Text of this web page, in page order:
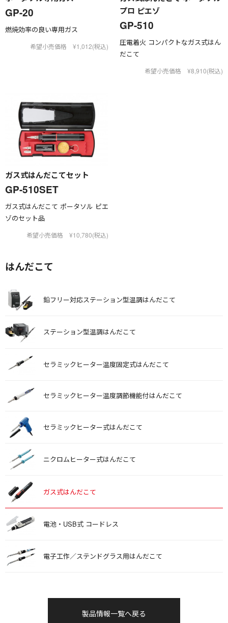
GP-20
燃焼効率の良い専用ガス
希望小売価格 ¥1,012(税込)
プロ ピエゾ
GP-510
圧電着火 コンパクトなガス式はん
だこて
希望小売価格 ¥8,910(税込)
ガス式はんだこてセット
GP-510SET
ガス式はんだこて ポータソル ピエ
ゾのセット品
希望小売価格 ¥10,780(税込)
はんだこて
鉛フリー対応ステーション型温調はんだこて
ステーション型温調はんだこて
セラミックヒーター温度固定式はんだこて
セラミックヒーター温度調節機能付はんだこて
セラミックヒーター式はんだこて
ニクロムヒーター式はんだこて
ガス式はんだこて
電池・USB式 コードレス
電子工作／ステンドグラス用はんだこて
製品情報一覧へ戻る